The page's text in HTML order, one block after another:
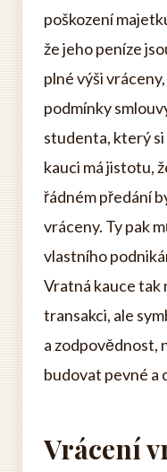
poškození
že jeho peníze
plné výši
podmínky
studenta, který
kauci má jistotu,
řádném předání
vráceny. Ty pak
vlastního
Vratná kauce
transakci, ale
a zodpovědnost,
budovat pevné a
Vrácení